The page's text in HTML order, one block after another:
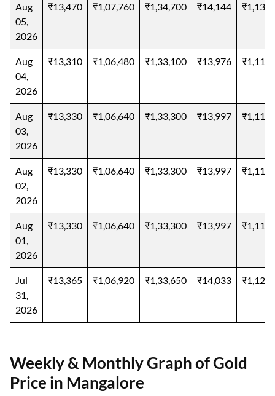
Aug
05,
2026
₹13,470 ₹1,07,760 ₹1,34,700 ₹14,144
Aug
04,
2026
₹13,310 ₹1,06,480 ₹1,33,100 ₹13,976
Aug
03,
2026
₹13,330 ₹1,06,640 ₹1,33,300 ₹13,997
Aug
02,
2026
₹13,330 ₹1,06,640 ₹1,33,300 ₹13,997
Aug
01,
2026
₹13,330 ₹1,06,640 ₹1,33,300 ₹13,997
Jul
31,
2026
₹13,365 ₹1,06,920 ₹1,33,650 ₹14,033
Weekly & Monthly Graph of Gold
Price in Mangalore